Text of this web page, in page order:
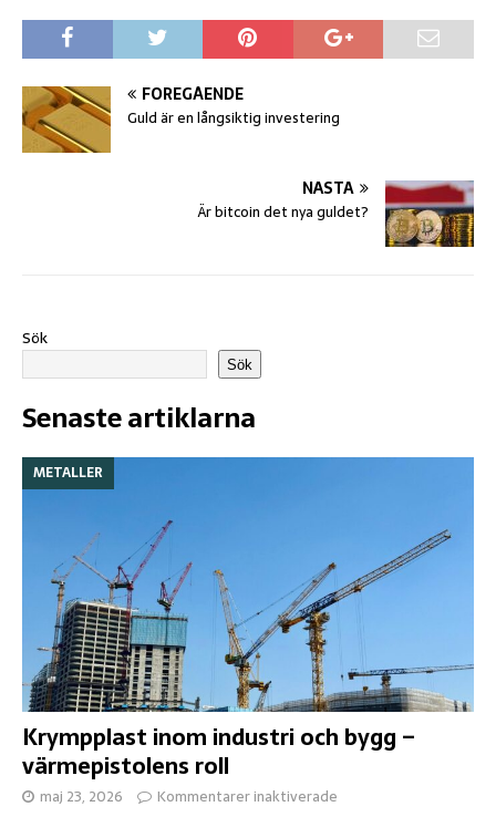
FÖREGÅENDE
Guld är en långsiktig investering
NÄSTA
Är bitcoin det nya guldet?
Sök
Sök
Senaste artiklarna
Krympplast inom industri och bygg –
värmepistolens roll
METALLER
maj 23, 2026 Kommentarer inaktiverade